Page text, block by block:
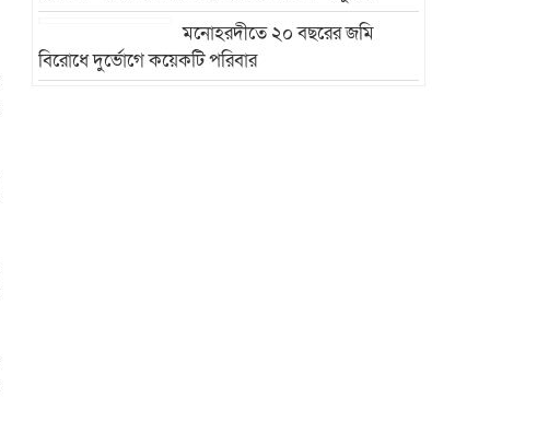
মনোহরদীতে ২০ বছরের জমি
বিরোধে দুর্ভোগে কয়েকটি পরিবার